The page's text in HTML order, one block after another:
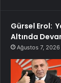
Gürsel Erol:
Altında
Ağustos 7, 2026